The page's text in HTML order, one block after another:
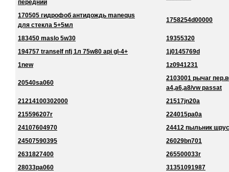
передний
170505 гидрофоб антидождь manequs
для стекла 5+5мл
1758254d00000
183450 maslo 5w30
19355320
194757 tranself nfj 1л 75w80 api gl-4+
1j0145769d
1new
1z0941231
20540sa060
2103001 рычаг
a4,a6,a8/vw passat
21214100302000
21517jn20a
215596207r
224015pa0a
24107604970
24412 пыльник
24507590395
26029bn701
2631827400
265500033r
28033pa060
31351091987